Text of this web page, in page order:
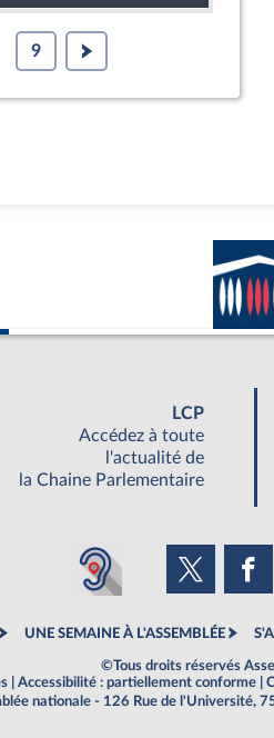
9
LCP
Accédez à toute
l'actualité de
la Chaine Parlementaire
UNE SEMAINE À L'ASSEMBLÉE
©Tous droits réservés
Accessibilité : partiellement conforme
nationale - 126 Rue de l'Université,